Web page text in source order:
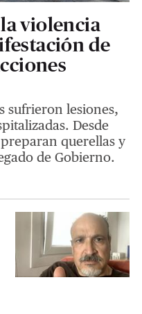
violencia
de
sufrieron lesiones,
Desde
querellas y
de Gobierno.